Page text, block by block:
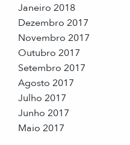
Janeiro 2018
Dezembro 2017
Novembro 2017
Outubro 2017
Setembro 2017
Agosto 2017
Julho 2017
Junho 2017
Maio 2017